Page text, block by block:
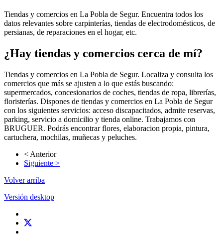
Tiendas y comercios en La Pobla de Segur. Encuentra todos los
datos relevantes sobre carpinterías, tiendas de electrodomésticos, de
persianas, de reparaciones en el hogar, etc.
¿Hay tiendas y comercios cerca de mí?
Tiendas y comercios en La Pobla de Segur. Localiza y consulta los
comercios que más se ajusten a lo que estás buscando:
supermercados, concesionarios de coches, tiendas de ropa, librerías,
floristerías. Dispones de tiendas y comercios en La Pobla de Segur
con los siguientes servicios: acceso discapacitados, admite reservas,
parking, servicio a domicilio y tienda online. Trabajamos con
BRUGUER. Podrás encontrar flores, elaboracion propia, pintura,
cartuchera, mochilas, muñecas y peluches.
< Anterior
Siguiente >
Volver arriba
Versión desktop